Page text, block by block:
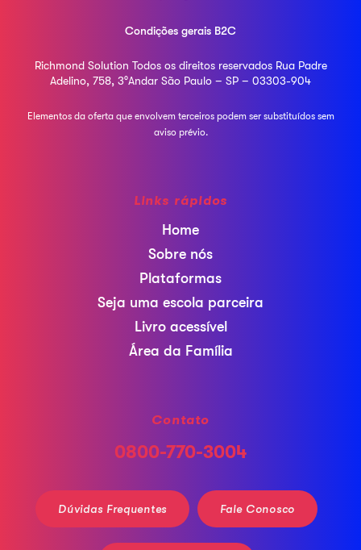
Condições gerais B2C
Richmond Solution Todos os direitos reservados Rua Padre
Adelino, 758, 3°Andar São Paulo – SP – 03303-904
Elementos da oferta que envolvem terceiros podem sersubstituídos sem
aviso prévio.
Links rápidos
Home
Sobre nós
Plataformas
Seja uma escola parceira
Livro acessível
Área da Família
Contato
0800-770-3004
Dúvidas Frequentes Fale Conosco